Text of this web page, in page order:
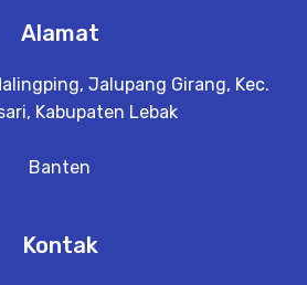
Alamat
Jalupang Girang, Kec.
Kabupaten Lebak
Banten
Kontak